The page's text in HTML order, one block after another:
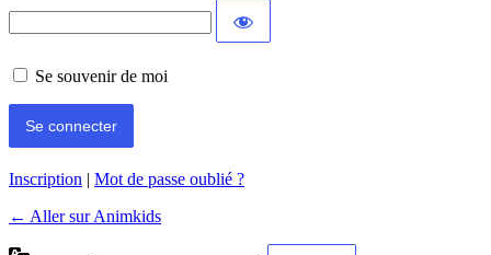
Se souvenir de moi
Inscription | Mot de passe oublié ?
← Aller sur Animkids